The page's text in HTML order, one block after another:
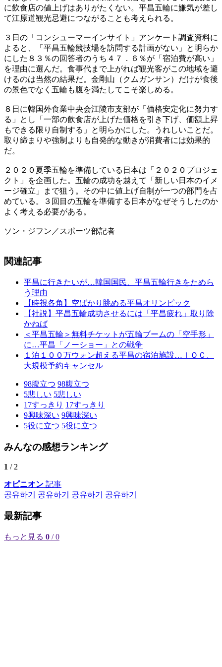
に飲食店の値上げはありがたくない。平昌五輪に嫌気が差し
て江原道観光忌避につながることも考えられる。
３日の「コンシューマーインサイト」アンケート調査資料に
よると、「平昌五輪競技場を訪問する計画がない」と明らか
にした８３％の回答者のうち４７．６％が「宿泊費が高い」
を理由に選んだ。食事代まで上がれば観光客がこの地域を避
けるのは当然の結果だ。金剛山（クムガンサン）だけが食後
の景色でなく五輪も腹を満たしてこそ楽しめる。
８日に韓国外食業中央会江陵市支部が「価格安定化に努力す
る」とし「一部の飲食店が上げた価格を引き下げ、価額上昇
もできる限り自制する」と明らかにした。うれしいことだ。
取り締まりや強制よりも自発的な動きが消費者には効果的
だ。
２０２０夏季五輪を準備している日本は「２０２０プロジェ
クト」を企画した。五輪の成功を越えて「新しい日本のイメ
ージ確立」まで狙う。その中に値上げ自制が一つの部門を占
めている。３回目の五輪を準備する日本がなぜそうしたのか
よく考える必要がある。
ソン・ジフン／スポーツ部記者
関連記事
平昌に行きたいが…韓国国民、平昌五輪行きをためら
う理由
【時視各角】空ばかり眺める平昌オリンピック
【社説】平昌五輪成功させるには「平昌疲れ」取り除
かねば
＜平昌五輪＞無料チケットが五輪ブームの「空手形」
に…平昌「ノーショー」との戦争
１泊１００万ウォン超える平昌の宿泊施設…ＩＯＣ、
大規模予約キャンセル
98腹立つ 98腹立つ
5悲しい 5悲しい
17すっきり 17すっきり
9興味深い 9興味深い
5役に立つ 5役に立つ
みんなの感想ランキング
1 / 2
オピニオン 記事
공유하기
공유하기 공유하기 공유하기
最新記事
もっと見る 0 / 0